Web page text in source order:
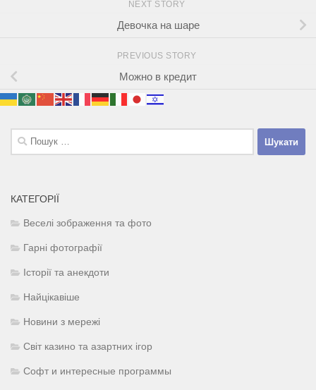
NEXT STORY
Девочка на шаре
PREVIOUS STORY
Можно в кредит
Пошук:
КАТЕГОРІЇ
Веселі зображення та фото
Гарні фотографії
Історії та анекдоти
Найцікавіше
Новини з мережі
Світ казино та азартних ігор
Софт и интересные программы